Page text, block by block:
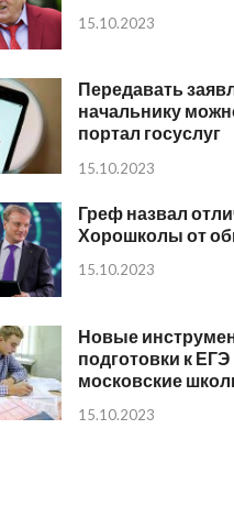
15.10.2023
Передавать
начальнику
портал госуслуг
15.10.2023
Греф назвал
Хорошколы от
15.10.2023
Новые
подготовки к
московские
15.10.2023